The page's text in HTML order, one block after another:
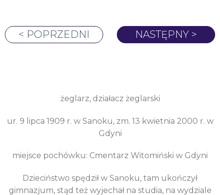
< POPRZEDNI NASTĘPNY >
żeglarz, działacz żeglarski
ur. 9 lipca 1909 r. w Sanoku, zm. 13 kwietnia 2000 r. w
Gdyni
miejsce pochówku: Cmentarz Witomiński w Gdyni
Dzieciństwo spędził w Sanoku, tam ukończył
gimnazjum, stąd też wyjechał na studia, na wydziale